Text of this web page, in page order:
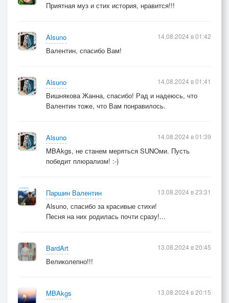
Приятная муз и стих история, нравится!!!
Alsuno
Валентин, спасибо Вам!
14.08.2024 в 01:42
Alsuno
Вишнякова Жанна, спасибо! Рад и надеюсь, что
Валентин тоже, что Вам понравилось.
14.08.2024 в 01:41
Alsuno
MBAkgs, не станем меряться SUNOми. Пусть
победит плюрализм! :-)
14.08.2024 в 01:39
Паршин Валентин
Alsuno, спасибо за красивые стихи!
Песня на них родилась почти сразу!...
13.08.2024 в 23:31
BardArt
Великолепно!!!
13.08.2024 в 20:45
MBAkgs
13.08.2024 в 20:15